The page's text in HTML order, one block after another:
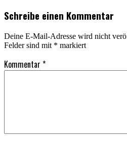
Schreibe einen Kommentar
Deine E-Mail-Adresse wird nicht
Felder sind mit * markiert
Kommentar *